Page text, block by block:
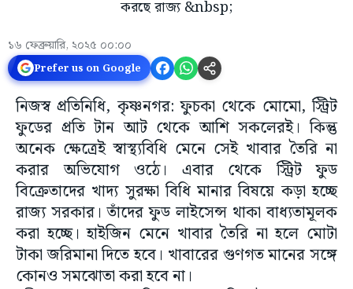
১৬ ফেব্রুয়ারি, ২০২৫ ০০:০০
Prefer us on Google
নিজস্ব প্রতিনিধি, কৃষ্ণনগর: ফুচকা থেকে মোমো, স্ট্রিট
ফুডের প্রতি টান আট থেকে আশি সকলেরই। কিন্তু
অনেক ক্ষেত্রেই স্বাস্থ্যবিধি মেনে সেই খাবার তৈরি না
করার অভিযোগ ওঠে। এবার থেকে স্ট্রিট ফুড
বিক্রেতাদের খাদ্য সুরক্ষা বিধি মানার বিষয়ে কড়া হচ্ছে
রাজ্য সরকার। তাঁদের ফুড লাইসেন্স থাকা বাধ্যতামূলক
করা হচ্ছে। হাইজিন মেনে খাবার তৈরি না হলে মোটা
টাকা জরিমানা দিতে হবে। খাবারের গুণগত মানের সঙ্গে
কোনও সমঝোতা করা হবে না।